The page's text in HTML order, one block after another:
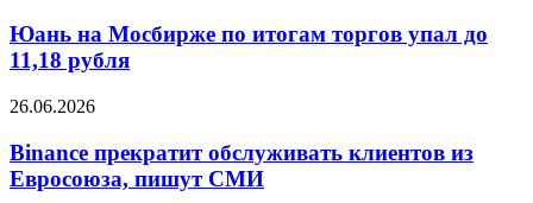
триллионы
рублей
Мосбирже
по
итогам
упал
11,18
рубля
Юань на Мосбирже по итогам торгов упал до
11,18 рубля
Binance
обслуживать
клиентов
из
26.06.2026
Binance прекратит обслуживать клиентов из
Евросоюза, пишут СМИ